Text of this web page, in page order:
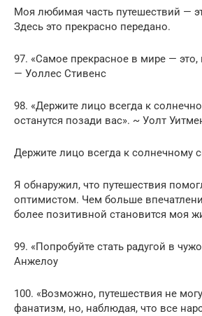
Моя любимая часть путешествий —
Здесь это прекрасно передано.
97. «Самое прекрасное в мире —
— Уоллес Стивенс
98. «Держите лицо всегда к
останутся позади вас». ~ Уолт
Держите лицо всегда к солнечному
Я обнаружил, что путешествия
оптимистом. Чем больше
более позитивной становится моя
99. «Попробуйте стать радугой в
Анжелоу
100. «Возможно, путешествия не
фанатизм, но, наблюдая, что все